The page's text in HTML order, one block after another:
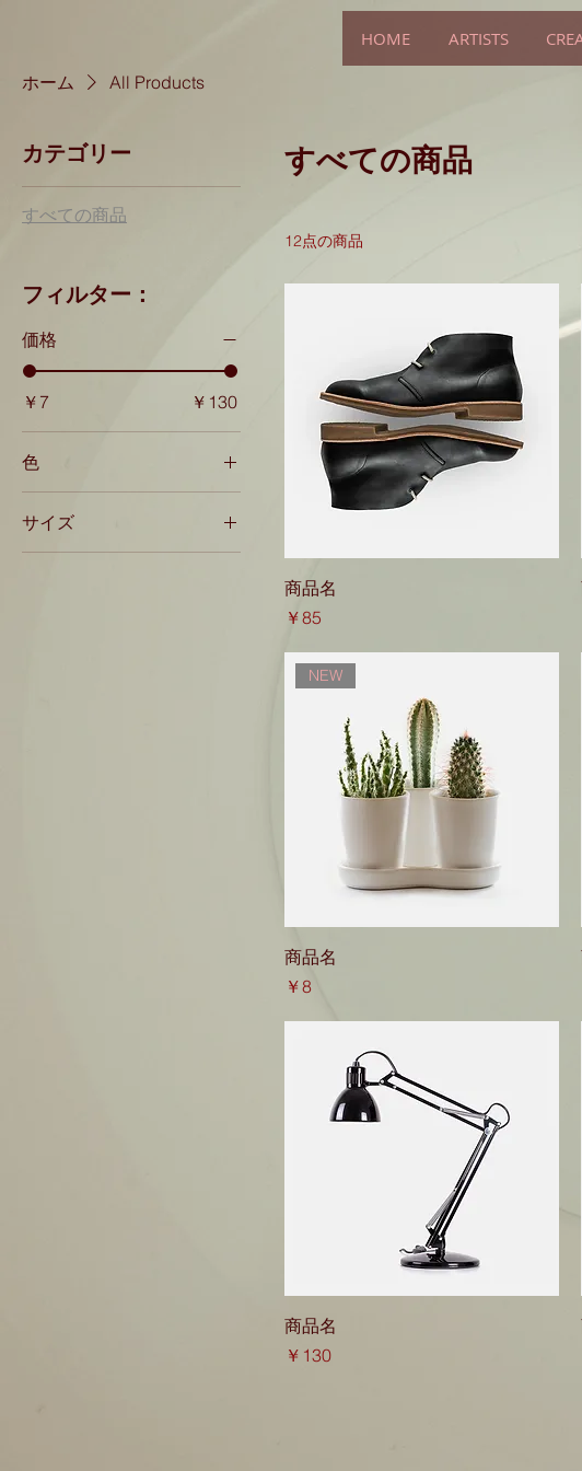
HOME ARTISTS
ホーム
All Products
カテゴリー
すべての商品
フィルター：
価格
￥7 ￥130
色
サイズ
すべての商品
12点の商品
商品名
価格
￥85
NEW
商品名
価格
￥8
商品名
価格
￥130